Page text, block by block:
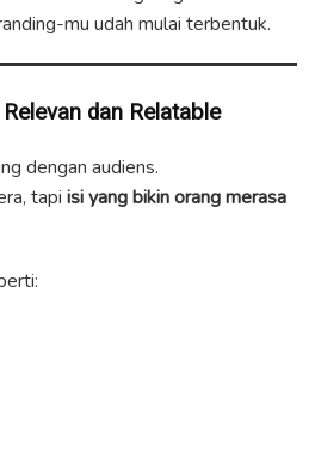
mu udah mulai terbentuk.
dan Relatable
dengan audiens.
tapi isi yang bikin orang merasa